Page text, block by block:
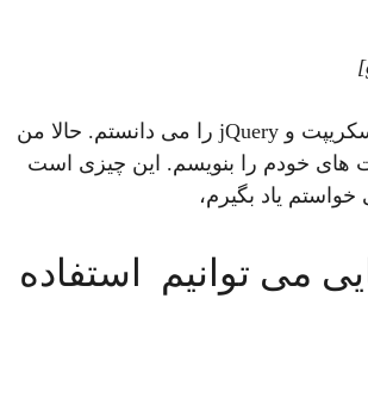
قبلا فقط اصول اسکریپت و jQuery را می دانستم. حالا من
های خودم را بنویسم. این چیزی است
یاد بگیرم،
می توانیم استفاده